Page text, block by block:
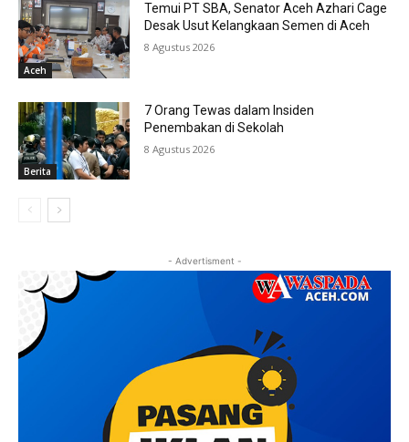
Aceh
Temui PT SBA, Senator Aceh Azhari Cage
Desak Usut Kelangkaan Semen di Aceh
8 Agustus 2026
Berita
7 Orang Tewas dalam Insiden
Penembakan di Sekolah
8 Agustus 2026
- Advertisment -